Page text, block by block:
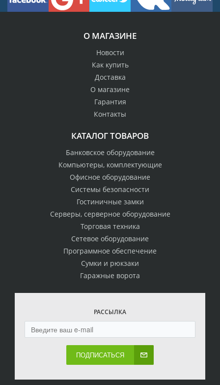
О МАГАЗИНЕ
Новости
Как купить
Доставка
О магазине
Гарантия
Контакты
КАТАЛОГ ТОВАРОВ
Банковское оборудование
Компьютеры, комплектующие
Офисное оборудование
Системы безопасности
Гостиничные замки
Серверы, серверное оборудование
Торговая техника
Сетевое оборудование
Программное обеспечение
Сумки и рюкзаки
Гаражные ворота
РАССЫЛКА
ПОДПИСАТЬСЯ